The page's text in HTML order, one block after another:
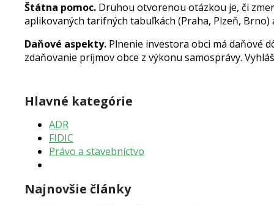
Štátna pomoc. Druhou otvorenou otázkou je, či
aplikovaných tarifných tabuľkách (Praha, Plzeň,
Daňové aspekty. Plnenie investora obci má daňové
zdaňovanie príjmov obce z výkonu samosprávy.
Hlavné kategórie
ADR
FIDIC
Právo a stavebníctvo
Najnovšie články